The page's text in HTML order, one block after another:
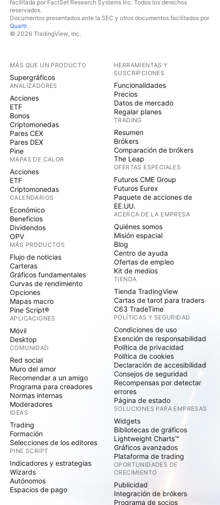
facilitada por FactSet Research Systems Inc. Todos los derechos
reservados.
Documentos presentados ante la SEC y otros documentos facilitados por
Quartr.
© 2026 TradingView, Inc.
MÁS QUE UN PRODUCTO
Supergráficos
ANALIZADORES
Acciones
ETF
Bonos
Criptomonedas
Pares CEX
Pares DEX
Pine
MAPAS DE CALOR
Acciones
ETF
Criptomonedas
CALENDARIOS
Económico
Beneficios
Dividendos
OPV
MÁS PRODUCTOS
Flujo de noticias
Carteras
Gráficos fundamentales
Curvas de rendimiento
Opciones
Mapas macro
Pine Script®
APLICACIONES
Móvil
Desktop
COMUNIDAD
Red social
Muro del amor
Recomendar a un amigo
Programa para creadores
Normas internas
Moderadores
IDEAS
Trading
Formación
Selecciones de los editores
PINE SCRIPT
Indicadores y estrategias
Wizards
Autónomos
Espacios de pago
HERRAMIENTAS Y
SUSCRIPCIONES
Funcionalidades
Precios
Datos de mercado
Regalar planes
TRADING
Resumen
Brókers
Comparación de brókers
The Leap
OFERTAS ESPECIALES
Futuros CME Group
Futuros Eurex
Paquete de acciones de
EE.UU.
ACERCA DE LA EMPRESA
Quiénes somos
Misión espacial
Blog
Centro de ayuda
Ofertas de empleo
Kit de medios
TIENDA
Tienda TradingView
Cartas de tarot para traders
C63 TradeTime
POLÍTICAS Y SEGURIDAD
Condiciones de uso
Exención de responsabilidad
Política de privacidad
Política de cookies
Declaración de accesibilidad
Consejos de seguridad
Recompensas por detectar
errores
Página de estado
SOLUCIONES PARA EMPRESAS
Widgets
Bibliotecas de gráficos
Lightweight Charts™
Gráficos avanzados
Plataforma de trading
OPORTUNIDADES DE
CRECIMIENTO
Publicidad
Integración de brókers
Programa de socios